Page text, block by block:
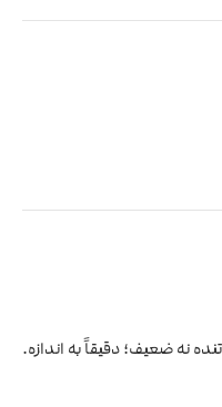
نه ضعیف؛ دقیقاً به اندازه.